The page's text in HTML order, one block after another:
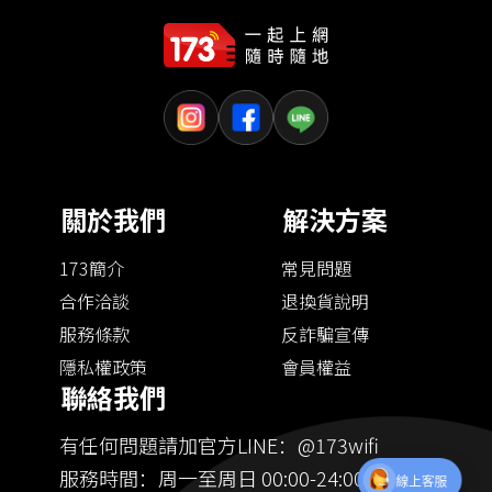
關於我們
173簡介
合作洽談
服務條款
隱私權政策
解決方案
常見問題
退換貨說明
反詐騙宣傳
會員權益
聯絡我們
有任何問題請加官方LINE：@173wifi
服務時間：周一至周日 00:00-24:00
線上客服